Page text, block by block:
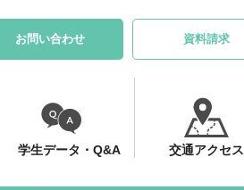
お問い合わせ 資料請求
学生データ・Q&A 交通アクセス